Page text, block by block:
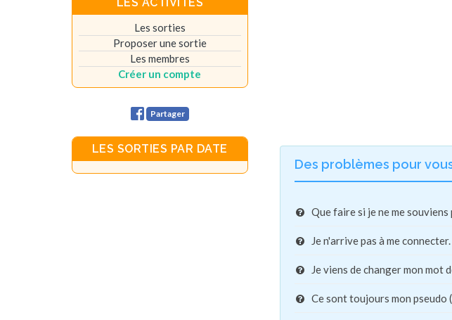
Des problèmes pour
Que faire si je ne me souviens
Je n'arrive pas à me connecter.
Je viens de changer mon mot
Ce sont toujours mon pseudo
LES ACTIVITÉS
Les sorties
Proposer une sortie
Les membres
Créer un compte
Partager
LES SORTIES PAR DATE